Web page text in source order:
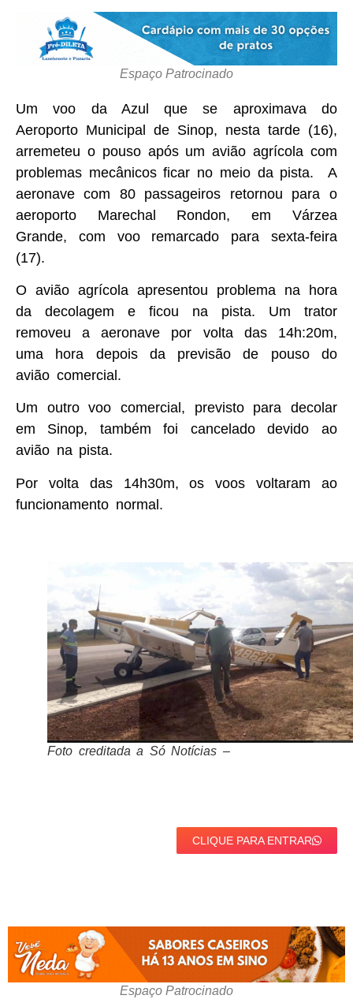
Espaço Patrocinado
Um voo da Azul que se aproximava do
Aeroporto Municipal de Sinop, nesta tarde (16),
arremeteu o pouso após um avião agrícola com
problemas mecânicos ficar no meio da pista. A
aeronave com 80 passageiros retornou para o
aeroporto Marechal Rondon, em Várzea
Grande, com voo remarcado para sexta-feira
(17).
O avião agrícola apresentou problema na hora
da decolagem e ficou na pista. Um trator
removeu a aeronave por volta das 14h:20m,
uma hora depois da previsão de pouso do
avião comercial.
Um outro voo comercial, previsto para decolar
em Sinop, também foi cancelado devido ao
avião na pista.
Por volta das 14h30m, os voos voltaram ao
funcionamento normal.
Foto creditada a Só Notícias –
CLIQUE PARA ENTRAR
Espaço Patrocinado